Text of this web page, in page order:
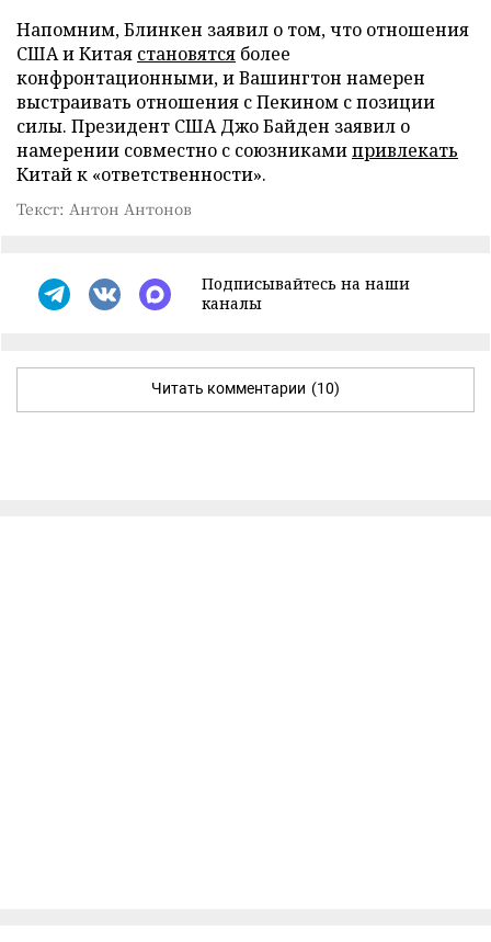
Напомним, Блинкен заявил о том, что отношения
США и Китая становятся более
конфронтационными, и Вашингтон намерен
выстраивать отношения с Пекином с позиции
силы. Президент США Джо Байден заявил о
намерении совместно с союзникамипривлекать
Китай к «ответственности».
Текст: Антон Антонов
Подписывайтесь на наши
каналы
Читать комментарии (10)